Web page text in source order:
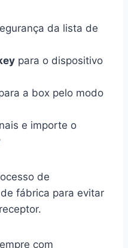
da lista de
para o dispositivo
a box pelo modo
e importe o
de
fábrica para evitar
com